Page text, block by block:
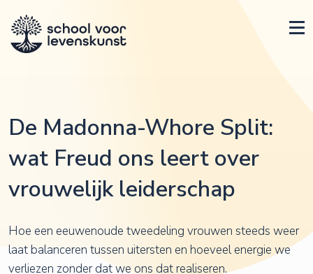
De Madonna-Whore Split:
wat Freud ons leert over
vrouwelijk leiderschap
Hoe een eeuwenoude tweedeling vrouwen steeds weer
laat balanceren tussen uitersten en hoeveel energie we
verliezen zonder dat we ons dat realiseren.